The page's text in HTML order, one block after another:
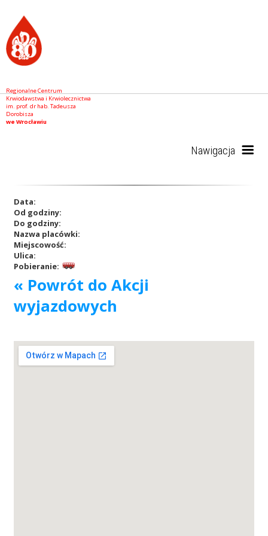
Regionalne Centrum
Krwiodawstwa i Krwiolecznictwa
im. prof. dr hab. Tadeusza
Dorobisza
we Wrocławiu
Nawigacja
RCKiK
Akcje wyjazdowe
Krwiodawcy
Data:
Od godziny:
Do godziny:
Nazwa placówki:
Miejscowość:
Ulica:
Pobieranie:
« Powrót do Akcji
wyjazdowych